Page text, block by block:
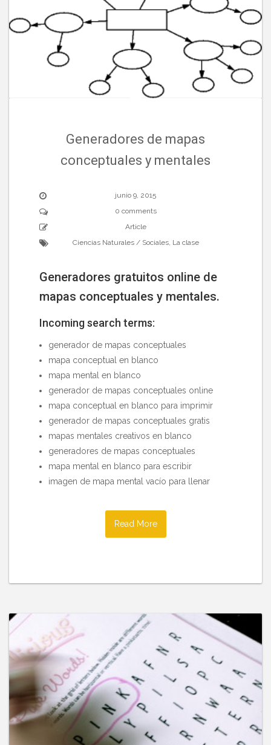
Generadores de mapas
conceptuales y mentales
junio 9, 2015
0 comments
Article
Ciencias Naturales / Sociales, La clase
Generadores gratuitos online de
mapas conceptuales y mentales.
Incoming search terms:
generador de mapas conceptuales
mapa conceptual en blanco
mapa mental en blanco
generador de mapas conceptuales online
mapa conceptual en blanco para imprimir
generador de mapas conceptuales gratis
mapas mentales creativos en blanco
generadores de mapas conceptuales
mapa mental en blanco para escribir
imagen de mapa mental vacío para llenar
Read More